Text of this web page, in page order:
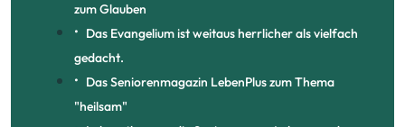
zum Glauben
Das Evangelium ist weitaus herrlicher als vielfach
gedacht.
Das Seniorenmagazin LebenPlus zum Thema
"heilsam"